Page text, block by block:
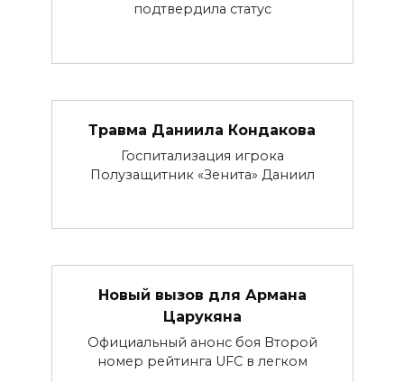
подтвердила статус
Травма Даниила Кондакова
Госпитализация игрока
Полузащитник «Зенита» Даниил
Новый вызов для Армана
Царукяна
Официальный анонс боя Второй
номер рейтинга UFC в легком